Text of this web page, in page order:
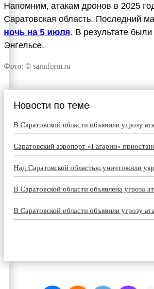
Напомним, атакам дронов в 2025
Саратовская область. Последний
ночь на 5 июля. В результате
Энгельсе.
Фото: © sarinform.ru
Новости по теме
В Саратовской области объявили угрозу
Саратовский аэропорт «Гагарин»
Над Саратовской областью уничтожили
В Саратовской области объявлена угроза
В Саратовской области объявили угрозу